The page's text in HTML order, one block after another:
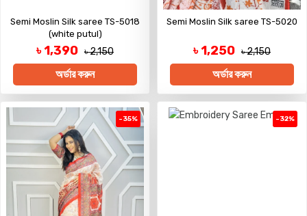
Semi Moslin Silk saree TS-5018
(white putul)
৳ 1,390 ৳ 2,150
অর্ডার করুন
Semi Moslin Silk saree TS-5020
৳ 1,250 ৳ 2,150
অর্ডার করুন
-35% -32%